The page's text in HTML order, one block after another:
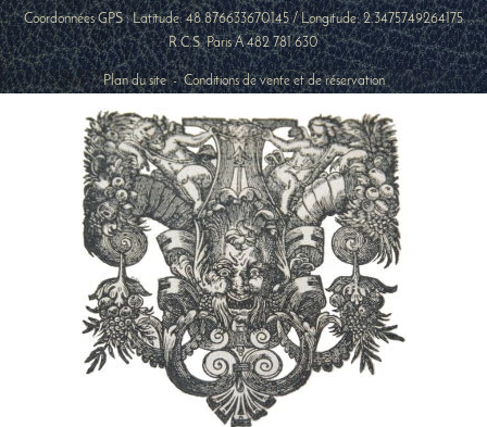
Coordonnées GPS : Latitude:48.876633670145/ Longitude:2.3475749264175
R.C.S. Paris A 482 781 630
Plan du site-Conditions de vente et de réservation